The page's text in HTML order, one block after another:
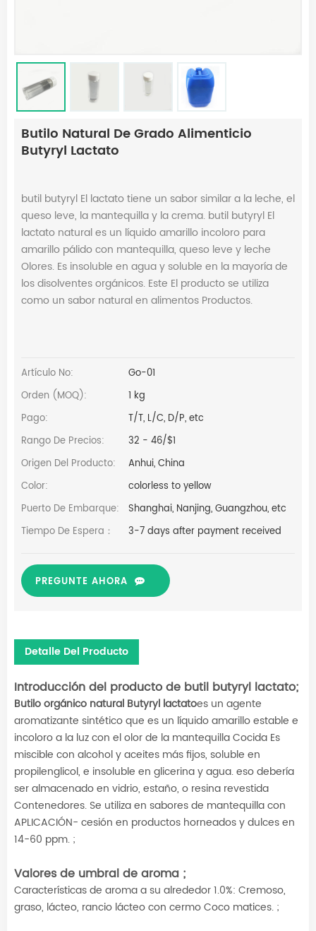
Butilo Natural De Grado Alimenticio
Butyryl Lactato
butil butyryl El lactato tiene un sabor similar a la leche, el
queso leve, la mantequilla y la crema. butil butyryl El
lactato natural es un líquido amarillo incoloro para
amarillo pálido con mantequilla, queso leve y leche
Olores. Es insoluble en agua y soluble en la mayoría de
los disolventes orgánicos. Este El producto se utiliza
como un sabor natural en alimentos Productos.
Artículo No:
Go-01
Orden (MOQ):
1 kg
Pago:
T/T, L/C, D/P, etc
Rango De Precios:
32 - 46/$1
Origen Del Producto:
Anhui, China
Color:
colorless to yellow
Puerto De Embarque:
Shanghai, Nanjing, Guangzhou, etc
Tiempo De Espera：
3-7 days after payment received
PREGUNTE AHORA
Detalle Del Producto
Introducción del producto de butil butyryl lactato;
Butilo orgánico natural Butyryl lactatoes un agente
aromatizante sintético que es un líquido amarillo estable e
incoloro a la luz con el olor de la mantequilla Cocida Es
miscible con alcohol y aceites más fijos, soluble en
propilenglicol, e insoluble en glicerina y agua. eso debería
ser almacenado en vidrio, estaño, o resina revestida
Contenedores. Se utiliza en sabores de mantequilla con
APLICACIÓN- cesión en productos horneados y dulces en
14-60 ppm. ;
Valores de umbral de aroma ;
Características de aroma a su alrededor 1.0%: Cremoso,
graso, lácteo, rancio lácteo con cermo Coco matices. ;